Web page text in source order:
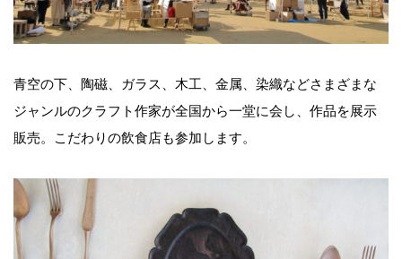
青空の下、陶磁、ガラス、木工、金属、染織などさまざまな
ジャンルのクラフト作家が全国から一堂に会し、作品を展示
販売。こだわりの飲食店も参加します。